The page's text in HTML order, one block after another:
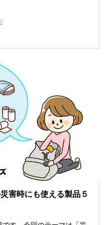
害時にも使える製品５